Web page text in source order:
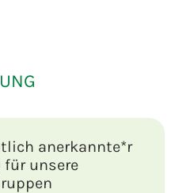
anerkannte*r
unsere